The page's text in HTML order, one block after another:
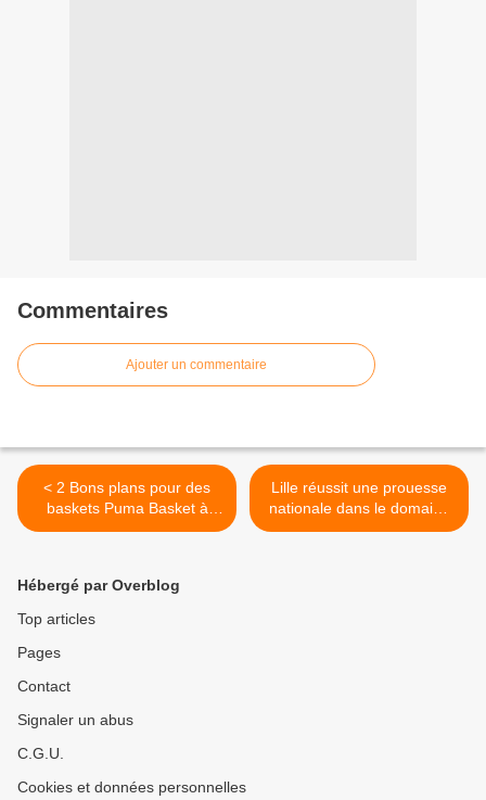
Commentaires
Ajouter un commentaire
< 2 Bons plans pour des
baskets Puma Basket à
moins de 26,99€ !
Lille réussit une prouesse
nationale dans le domaine
de la chirurgie cardiaque ! >
Hébergé par Overblog
Top articles
Pages
Contact
Signaler un abus
C.G.U.
Cookies et données personnelles